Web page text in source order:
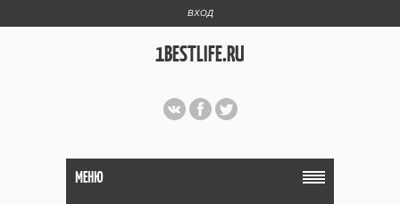
ВХОД
1BESTLIFE.RU
МЕНЮ